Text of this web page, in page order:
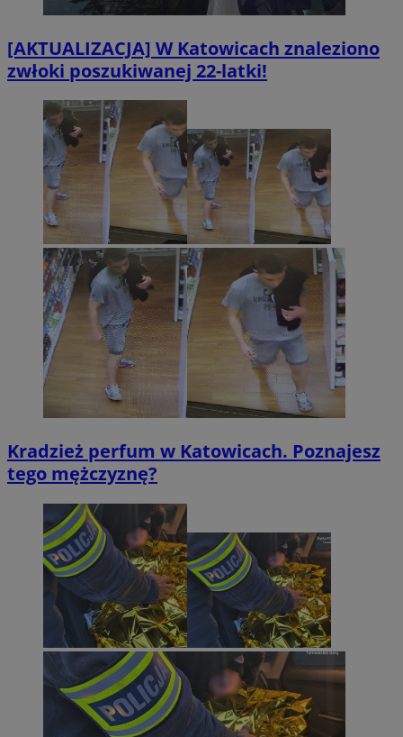
[AKTUALIZACJA] W Katowicach znaleziono
zwłoki poszukiwanej 22-latki!
Kradzież perfum w Katowicach. Poznajesz
tego mężczyznę?